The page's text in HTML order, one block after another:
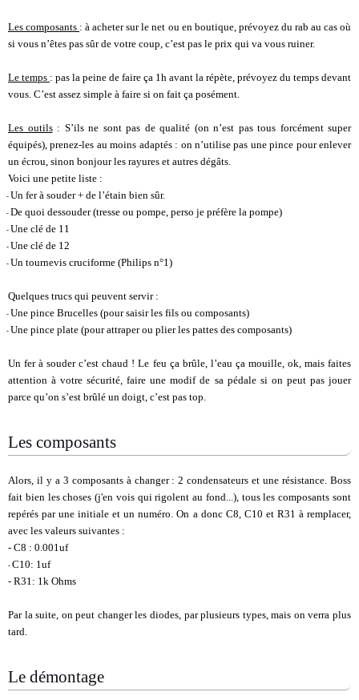
Les composants : à acheter sur le net ou en boutique, prévoyez du rab au cas où
si vous n’êtes pas sûr de votre coup, c’est pas le prix qui va vous ruiner.
Le temps : pas la peine de faire ça 1h avant la répète, prévoyez du temps devant
vous. C’est assez simple à faire si on fait ça posément.
Les outils: S’ils ne sont pas de qualité (on n’est pas tous forcément super
équipés), prenez-les au moins adaptés : on n’utilise pas une pince pour enlever
un écrou, sinon bonjour les rayures et autres dégâts.
Voici une petite liste :
Un fer à souder + de l’étain bien sûr.
De quoi dessouder (tresse ou pompe, perso je préfère la pompe)
Une clé de 11
Une clé de 12
Un tournevis cruciforme (Philips n°1)
Quelques trucs qui peuvent servir :
Une pince Brucelles (pour saisir les fils ou composants)
Une pince plate (pour attraper ou plier les pattes des composants)
Un fer à souder c’est chaud ! Le feu ça brûle, l’eau ça mouille, ok, mais faites
attention à votre sécurité, faire une modif de sa pédale si on peut pas jouer
parce qu’on s’est brûlé un doigt, c’est pas top.
Les composants
Alors, il y a 3 composants à changer : 2 condensateurs et une résistance. Boss
fait bien les choses (j'en vois qui rigolent au fond...), tous les composants sont
repérés par une initiale et un numéro. On a donc C8, C10 et R31 à remplacer,
avec les valeurs suivantes :
- C8 : 0.001uf
C10: 1uf
- R31: 1k Ohms
Par la suite, on peut changer les diodes, par plusieurs types, mais on verra plus
tard.
Le démontage